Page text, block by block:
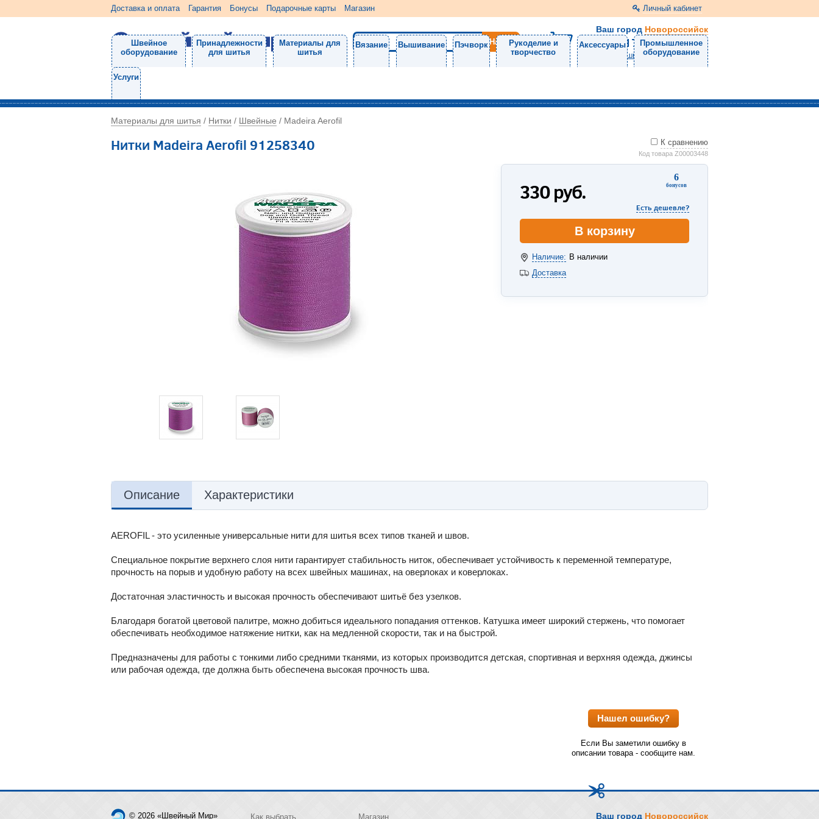
Доставка и оплата Гарантия Бонусы Подарочные карты Магазин Личный кабинет
Ваш город Новороссийск
8 (8617) 30-47-50
Напишите нам
Швейное
оборудование
Принадлежности
для шитья
Материалы для
шитья
Вязание Вышивание Пэчворк
Рукоделие и
творчество
Аксессуары
Промышленное
оборудование
Услуги
Материалы для шитья / Нитки / Швейные / Madeira Aerofil
Нитки Madeira Aerofil 91258340 К сравнению
Код товара Z00003448
6
бонусов
330руб.
Есть дешевле?
В корзину
Наличие: В наличии
Доставка
Описание Характеристики
AEROFIL - это усиленные универсальные нити для шитья всех типов тканей и швов.
Специальное покрытие верхнего слоя нити гарантирует стабильность ниток, обеспечивает устойчивость к переменной температуре,
прочность на порыв и удобную работу на всех швейных машинах, на оверлоках и коверлоках.
Достаточная эластичность и высокая прочность обеспечивают шитьё без узелков.
Благодаря богатой цветовой палитре, можно добиться идеального попадания оттенков. Катушка имеет широкий стержень, что помогает
обеспечивать необходимое натяжение нитки, как на медленной скорости, так и на быстрой.
Предназначены для работы с тонкими либо средними тканями, из которых производится детская, спортивная и верхняя одежда, джинсы
или рабочая одежда, где должна быть обеспечена высокая прочность шва.
Нашел ошибку?
Если Вы заметили ошибку в
описании товара - сообщите нам.
© 2026 «Швейный Мир» Как выбрать Магазин Ваш город Новороссийск